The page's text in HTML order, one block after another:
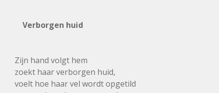
Verborgen huid
Zijn hand volgt hem
zoekt haar verborgen huid,
voelt hoe haar vel wordt opgetild